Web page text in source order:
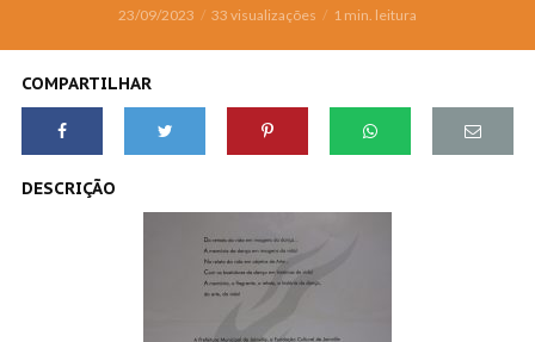
23/09/2023 33 visualizações 1 min. leitura
COMPARTILHAR
DESCRIÇÃO